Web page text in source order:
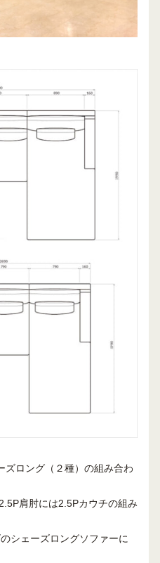
ズロング（２種）の組み合わ
肩肘には2.5Pカウチの組み
シェーズロングソファーに